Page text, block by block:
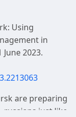
Using
in
June 2023.
are preparing
just like